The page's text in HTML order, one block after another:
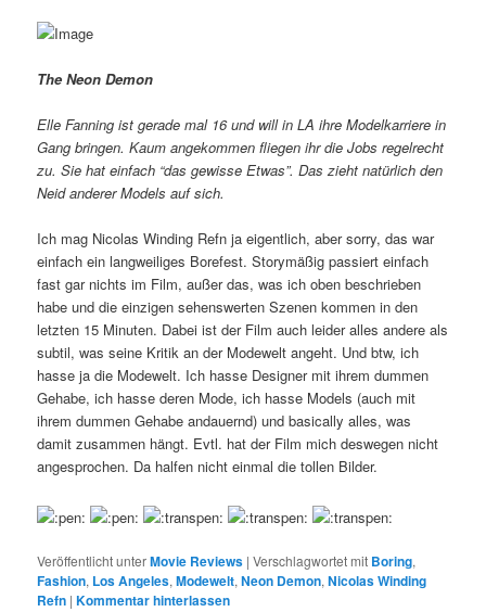
The Neon Demon
Elle Fanning ist gerade mal 16 und will in LA ihre Modelkarriere in
Gang bringen. Kaum angekommen fliegen ihr die Jobs regelrecht
zu. Sie hat einfach “das gewisse Etwas”. Das zieht natürlich den
Neid anderer Models auf sich.
Ich mag Nicolas Winding Refn ja eigentlich, aber sorry, das war
einfach ein langweiliges Borefest. Storymäßig passiert einfach
fast gar nichts im Film, außer das, was ich oben beschrieben
habe und die einzigen sehenswerten Szenen kommen in den
letzten 15 Minuten. Dabei ist der Film auch leider alles andere als
subtil, was seine Kritik an der Modewelt angeht. Und btw, ich
hasse ja die Modewelt. Ich hasse Designer mit ihrem dummen
Gehabe, ich hasse deren Mode, ich hasse Models (auch mit
ihrem dummen Gehabe andauernd) und basically alles, was
damit zusammen hängt. Evtl. hat der Film mich deswegen nicht
angesprochen. Da halfen nicht einmal die tollen Bilder.
Veröffentlicht unterMovie Reviews |Verschlagwortet mit Boring,
Fashion, Los Angeles,Modewelt,Neon Demon,Nicolas Winding
Refn |Kommentar hinterlassen